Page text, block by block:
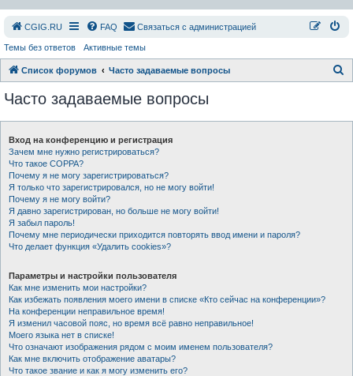
СGIG.RU FAQ Связаться с администрацией
Темы без ответов Активные темы
Список форумов Часто задаваемые вопросы
Часто задаваемые вопросы
Вход на конференцию и регистрация
Зачем мне нужно регистрироваться?
Что такое COPPA?
Почему я не могу зарегистрироваться?
Я только что зарегистрировался, но не могу войти!
Почему я не могу войти?
Я давно зарегистрирован, но больше не могу войти!
Я забыл пароль!
Почему мне периодически приходится повторять ввод имени и пароля?
Что делает функция «Удалить cookies»?
Параметры и настройки пользователя
Как мне изменить мои настройки?
Как избежать появления моего имени в списке «Кто сейчас на конференции»?
На конференции неправильное время!
Я изменил часовой пояс, но время всё равно неправильное!
Моего языка нет в списке!
Что означают изображения рядом с моим именем пользователя?
Как мне включить отображение аватары?
Что такое звание и как я могу изменить его?